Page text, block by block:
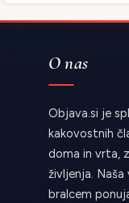
O nas
Objava.si je
kakovostnih
doma in vrta,
življenja.
bralcem